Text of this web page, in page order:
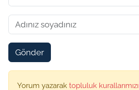
Gönder
Yorum yazarak topluluk kurallarımızı